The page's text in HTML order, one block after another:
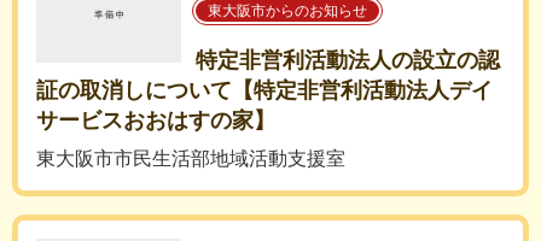
東大阪市からのお知らせ
特定非営利活動法人の設立の認
証の取消しについて【特定非営利活動法人デイ
サービスおおはすの家】
東大阪市市民生活部地域活動支援室